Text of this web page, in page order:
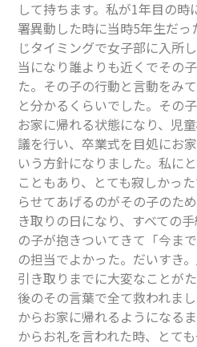
して持ちます。私が1年目の
署異動した時に当時5年生だ
じタイミングで女子部に入所
当になり誰よりも近くでその
た。その子の行動と言動をみ
と分かるくらいでした。その
お家に帰れる状態になり、児
議を行い、卒業式を目処にお
いう方針になりました。私に
こともあり、とても寂しかっ
らせてあげるのがその子のた
き取りの日になり、すべての
の子が抱きついてきて「今ま
の担当でよかった。だいすき
引き取りまでに大変なことが
後のその言葉で全て救われま
からお家に帰れるようになる
からお礼を言われた時、とて